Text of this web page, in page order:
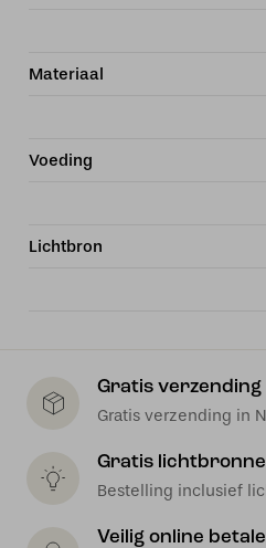
Materiaal
Voeding
Lichtbron
Gratis verzending
Gratis verzending in
Gratis
Bestelling inclusief
Veilig online